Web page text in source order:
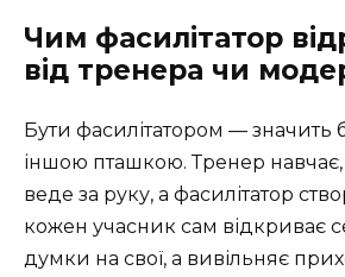
Чим фасилітатор
від тренера чи
Бути фасилітатором — значить
іншою пташкою. Тренер
веде за руку, а фасилітатор
кожен учасник сам відкриває
думки на свої, а вивільняє